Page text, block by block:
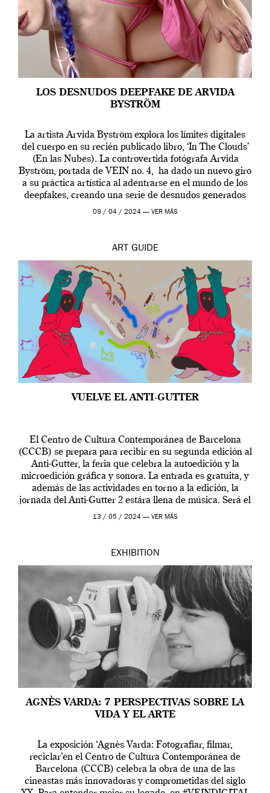
LOS DESNUDOS DEEPFAKE DE ARVIDA
BYSTRÖM
La artista Arvida Byström explora los límites digitales
del cuerpo en su recién publicado libro, ‘In The Clouds’
(En las Nubes). La controvertida fotógrafa Arvida
Byström, portada de VEIN no. 4, ha dado un nuevo giro
a su práctica artística al adentrarse en el mundo de los
deepfakes, creando una serie de desnudos generados
por […]
09 / 04 / 2024 — VER MÁS
ART GUIDE
VUELVE EL ANTI-GUTTER
El Centro de Cultura Contemporánea de Barcelona
(CCCB) se prepara para recibir en su segunda edición al
Anti-Gutter, la feria que celebra la autoedición y la
microedición gráfica y sonora. La entrada es gratuita, y
además de las actividades en torno a la edición, la
jornada del Anti-Gutter 2 estára llena de música. Será el
[…]
13 / 05 / 2024 — VER MÁS
EXHIBITION
AGNÈS VARDA: 7 PERSPECTIVAS SOBRE LA
VIDA Y EL ARTE
La exposición ‘Agnès Varda: Fotografiar, filmar,
reciclar’en el Centro de Cultura Contemporánea de
Barcelona (CCCB) celebra la obra de una de las
cineastas más innovadoras y comprometidas del siglo